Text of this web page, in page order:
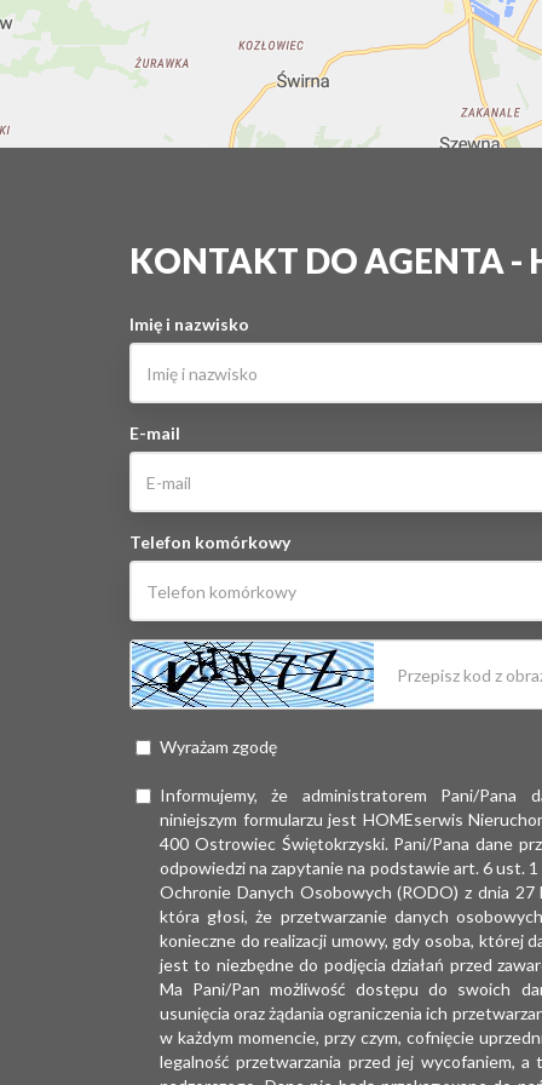
KONTAKT DO AGENTA -
Imię i nazwisko
E-mail
Telefon komórkowy
Wyrażam zgodę
Informujemy, że administratorem Pani/Pana
niniejszym formularzu jest HOMEserwis
400 Ostrowiec Świętokrzyski. Pani/Pana dane
odpowiedzi na zapytanie na podstawie art. 6 ust.
Ochronie Danych Osobowych (RODO) z dnia 27
która głosi, że przetwarzanie danych
konieczne do realizacji umowy, gdy osoba, której
jest to niezbędne do podjęcia działań przed
Ma Pani/Pan możliwość dostępu do swoich
usunięcia oraz żądania ograniczenia ich
w każdym momencie, przy czym, cofnięcie
legalność przetwarzania przed jej wycofaniem,